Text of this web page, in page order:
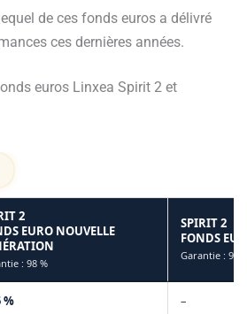
de ces fonds euros a délivré
ces dernières années.
euros Linxea Spirit 2 et
2
EURO NOUVELLE
: 98 %
SPIRIT 2
FONDS
Garantie : 98
% –